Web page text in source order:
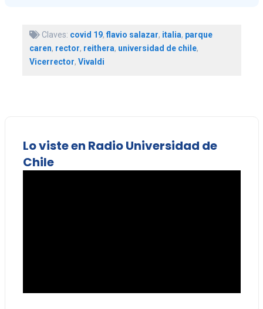
Claves: covid 19,flavio salazar, italia, parque
caren, rector, reithera, universidad de chile,
Vicerrector, Vivaldi
Lo viste en Radio Universidad de
Chile